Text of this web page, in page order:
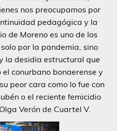
nos preocupamos por
pedagógica y la
de Moreno es uno de los
por la pandemia, sino
la desidia estructural que
conurbano bonaerense y
peor cara como lo fue con
o el reciente femicidio
Verón de Cuartel V.